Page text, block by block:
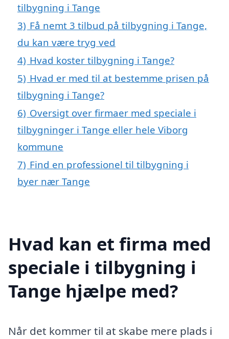
tilbygning i Tange
3) Få nemt 3 tilbud på tilbygning i Tange,
du kan være tryg ved
4) Hvad koster tilbygning i Tange?
5) Hvad er med til at bestemme prisen på
tilbygning i Tange?
6) Oversigt over firmaer med speciale i
tilbygninger i Tange eller hele Viborg
kommune
7) Find en professionel til tilbygning i
byer nær Tange
Hvad kan et firma med
speciale i tilbygning i
Tange hjælpe med?
Når det kommer til at skabe mere plads i